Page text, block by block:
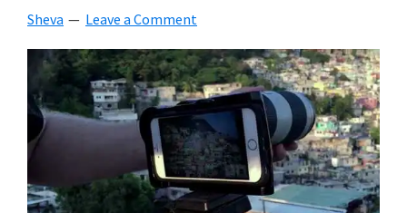
-
Traveling
Sheva Leave a Comment